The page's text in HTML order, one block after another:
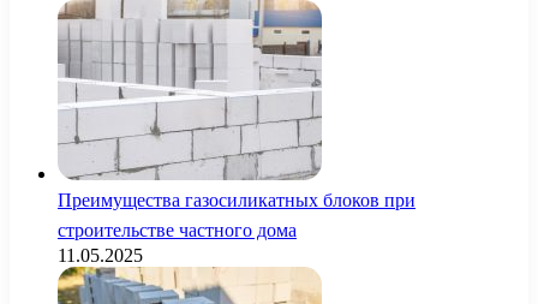
Преимущества газосиликатных блоков при
строительстве частного дома
11.05.2025